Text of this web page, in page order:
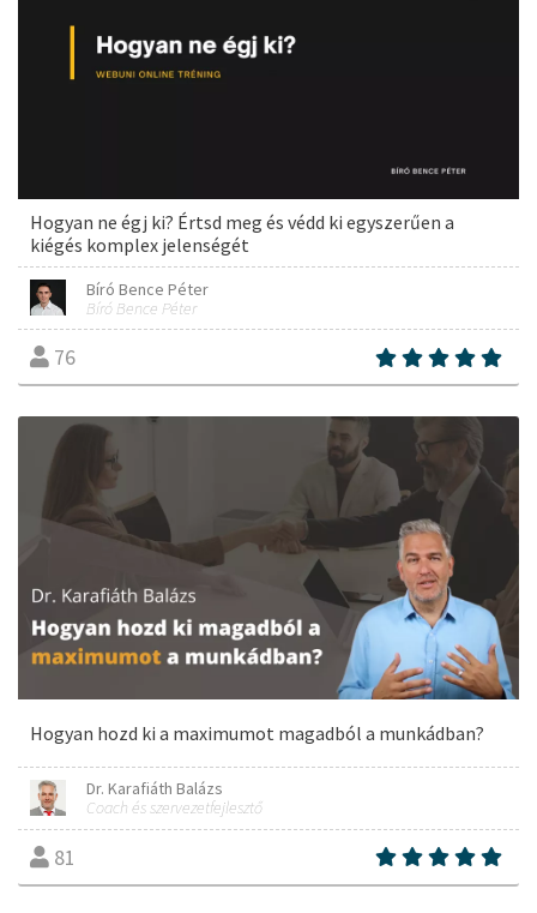
Hogyan ne égj ki? Értsd meg és védd ki egyszerűen a
kiégés komplex jelenségét
Bíró Bence Péter
Bíró Bence Péter
76
Hogyan hozd ki a maximumot magadból a munkádban?
Dr. Karafiáth Balázs
Coach és szervezetfejlesztő
81